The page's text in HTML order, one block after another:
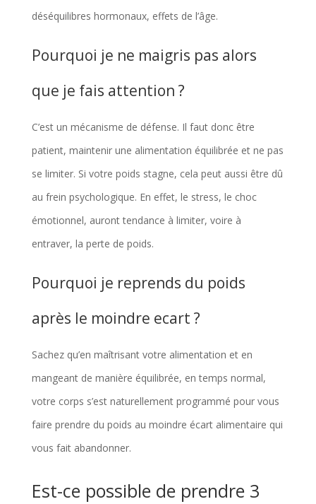
déséquilibres hormonaux, effets de l’âge.
Pourquoi je ne maigris pas alors
que je fais attention ?
C’est un mécanisme de défense. Il faut donc être
patient, maintenir une alimentation équilibrée et ne pas
se limiter. Si votre poids stagne, cela peut aussi être dû
au frein psychologique. En effet, le stress, le choc
émotionnel, auront tendance à limiter, voire à
entraver, la perte de poids.
Pourquoi je reprends du poids
après le moindre ecart ?
Sachez qu’en maîtrisant votre alimentation et en
mangeant de manière équilibrée, en temps normal,
votre corps s’est naturellement programmé pour vous
faire prendre du poids au moindre écart alimentaire qui
vous fait abandonner.
Est-ce possible de prendre 3